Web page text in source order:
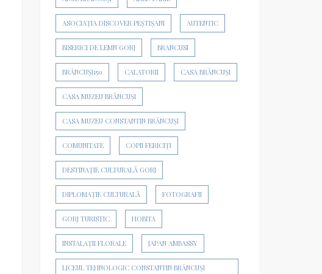
ASOCIAȚIA DISCOVER PEȘTIȘANI AUTENTIC
BISERICI DE LEMN GORJ BRANCUSI
BRÂNCUȘI150 CALATORII CASA BRÂNCUȘI
CASA MUZEU BRÂNCUȘI
CASA MUZEU CONSTANTIN BRÂNCUȘI
COMUNITATE COPII FERICIȚI
DESTINAȚIE CULTURALĂ GORJ
DIPLOMAȚIE CULTURALĂ FOTOGRAFII
GORJ TURISTIC HOBITA
INSTALAȚII FLORALE JAPAN AMBASSY
LICEUL TEHNOLOGIC CONSTANTIN BRÂNCUȘI